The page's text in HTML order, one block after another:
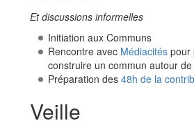
Et discussions informelles
Initiation aux Communs
Rencontre avec Médiacitéspour
construire un commun autour
Préparation des 48h de la
Veille